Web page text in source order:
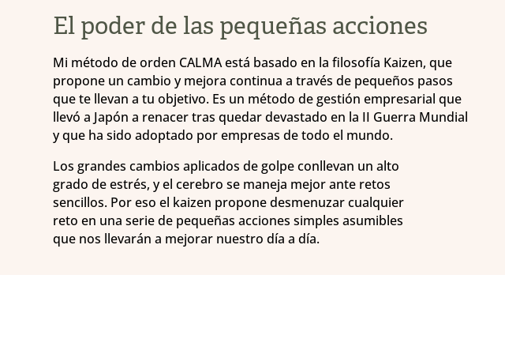
El poder de las pequeñas acciones
Mi método de orden CALMA está basado en la filosofía Kaizen, que
propone un cambio y mejora continua a través de pequeños pasos
que te llevan a tu objetivo. Es un método de gestión empresarial que
llevó a Japón a renacer tras quedar devastado en la II Guerra Mundial
y que ha sido adoptado por empresas de todo el mundo.
Los grandes cambios aplicados de golpe conllevan un alto
grado de estrés, y el cerebro se maneja mejor ante retos
sencillos. Por eso el kaizen propone desmenuzar cualquier
reto en una serie de pequeñas acciones simples asumibles
que nos llevarán a mejorar nuestro día a día.